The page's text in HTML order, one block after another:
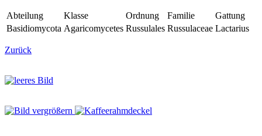
Abteilung Klasse Ordnung Familie
Gattung
Basidiomycota Agaricomycetes Russulales Russulaceae Lactarius
Zurück